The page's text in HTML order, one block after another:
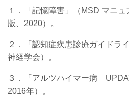
１．「記憶障害」（MSD マニ
版、2020）。
２．「認知症疾患診療ガイド
神経学会）。
３．
「アルツハイマー病
2016年）。